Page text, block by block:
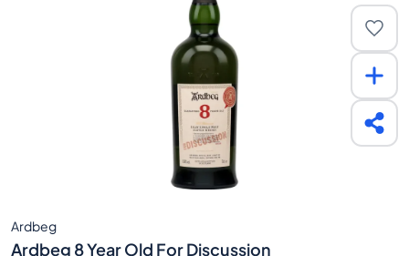
Ardbeg
Ardbeg 8 Year Old For Discussion